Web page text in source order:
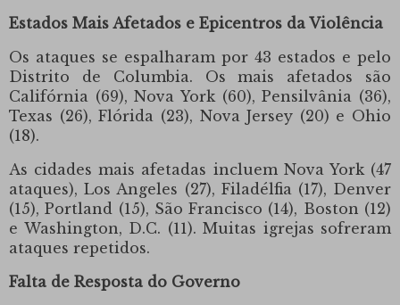
Estados Mais Afetados e Epicentros da Violência
Os ataques se espalharam por 43 estados e pelo
Distrito de Columbia.
Os mais afetados são
Califórnia (69), Nova York (60), Pensilvânia (36),
Texas (26), Flórida (23), Nova Jersey (20) e Ohio
(18).
As cidades mais afetadas incluem Nova York (47
ataques), Los Angeles (27), Filadélfia (17), Denver
(15), Portland (15), São Francisco (14), Boston (12)
e Washington, D.C. (11). Muitas igrejas sofreram
ataques repetidos.
Falta de Resposta do Governo